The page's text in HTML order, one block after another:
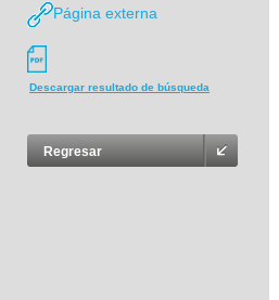
Página externa
Descargar resultado de búsqueda
Regresar